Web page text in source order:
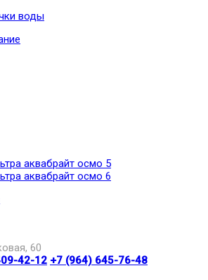
воды
аквабрайт осмо 5
аквабрайт осмо 6
60
42-12 +7 (964) 645-76-48